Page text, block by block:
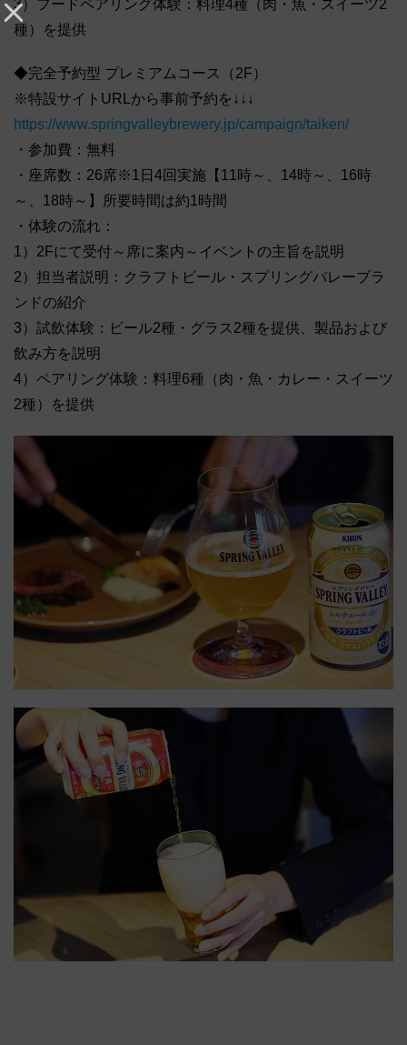
3）フードペアリング体験：料理4種（肉・魚・スイーツ2
種）を提供
◆完全予約型 プレミアムコース（2F）
※特設サイトURLから事前予約を↓↓↓
https://www.springvalleybrewery.jp/campaign/taiken/
・参加費：無料
・座席数：26席※1日4回実施【11時～、14時～、16時
～、18時～】所要時間は約1時間
・体験の流れ：
1）2Fにて受付～席に案内～イベントの主旨を説明
2）担当者説明：クラフトビール・スプリングバレーブラ
ンドの紹介
3）試飲体験：ビール2種・グラス2種を提供、製品および
飲み方を説明
4）ペアリング体験：料理6種（肉・魚・カレー・スイーツ
2種）を提供